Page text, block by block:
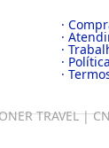
·
·
·
·
·
TRAVEL